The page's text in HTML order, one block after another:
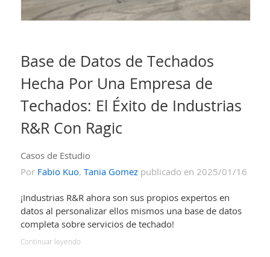
Base de Datos de Techados
Hecha Por Una Empresa de
Techados: El Éxito de Industrias
R&R Con Ragic
Casos de Estudio
Por Fabio Kuo, Tania Gomezpublicado en 2025/01/16
¡Industrias R&R ahora son sus propios expertos en
datos al personalizar ellos mismos una base de datos
completa sobre servicios de techado!
Continuar leyendo